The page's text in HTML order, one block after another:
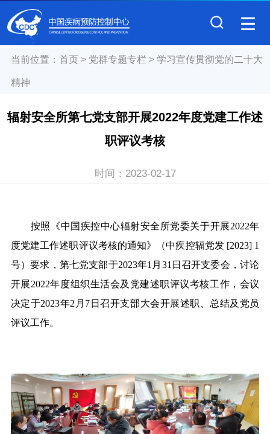
当前位置： 首页> 党群专题专栏 > 学习宣传贯彻党的二十大
精神
辐射安全所第七党支部开展2022年度党建工作述
职评议考核
时间： 2023-02-17
按照《中国疾控中心辐射安全所党委关于开展2022年
度党建工作述职评议考核的通知》（中疾控辐党发 [2023] 1
号）要求，第七党支部于2023年1月31日召开支委会，讨论
开展2022年度组织生活会及党建述职评议考核工作，会议
决定于2023年2月7日召开支部大会开展述职、总结及党员
评议工作。